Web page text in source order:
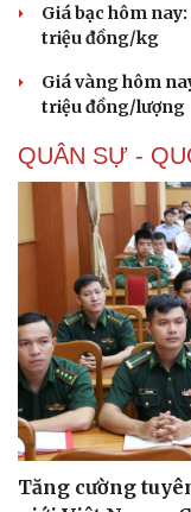
Giá bạc hôm
triệu đồng/kg
Giá vàng hôm
triệu đồng/lượng
QUÂN SỰ -
Tăng cường